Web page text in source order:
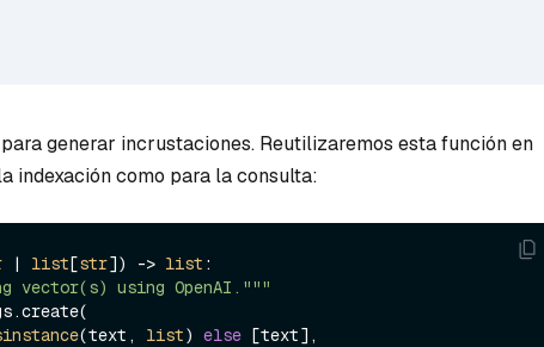
generar incrustaciones. Reutilizaremos esta función en
indexación como para la consulta:
| list[str]) -> list :
vector(s) using OpenAI."""
(text, list) else [text],